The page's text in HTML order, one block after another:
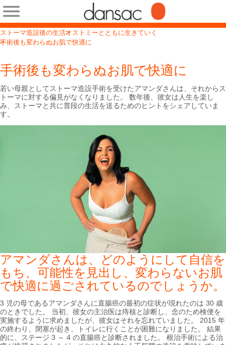
ストーマ造設後の生活オストミーとともに生きていく
手術後も変わらぬお肌で快適に
手術後も変わらぬお肌で快適に
若い母親としてストーマ造設手術を受けたアマンダさんは、それからス
トーマに対する偏見がなくなりました。 数年後、彼女は人生を楽し
み、ストーマと共に普段の生活を送るためのヒントをシェアしていま
す。
アマンダさんは、どのようにして自信を
もち、可能性を見出し、変わらないお肌
で快適に過ごされているのでしょうか。
3 児の母であるアマンダさんに直腸癌の最初の症状が現れたのは 30 歳
のときでした。 当初、彼女の主治医は痔核と診断し、念のため検便を
実施するように求めましたが、彼女はそれを忘れていました。 2015 年
の終わり、閉塞が起き、トイレに行くことが困難になりました。 結果
的に、ステージ 3 ～ 4 の直腸癌と診断されました。 根治手術による治